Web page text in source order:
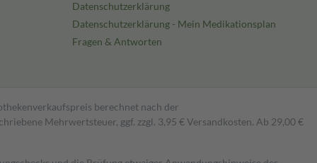
Datenschutzerklärung
Datenschutzerklärung - Mein Medikationsplan
Fragen & Antworten
berechnet nach der
Mehrwertsteuer, ggf. zzgl. 3,95 € Versandkosten. Ab 29,00 €